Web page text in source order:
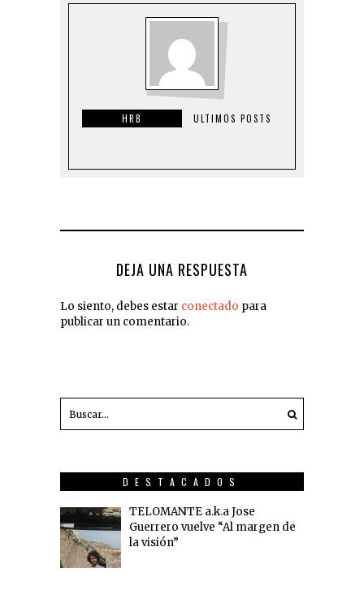
HRB ULTIMOS POSTS
DEJA UNA RESPUESTA
Lo siento, debes estar conectado para
publicar un comentario.
DESTACADOS
TELOMANTE a.k.a Jose
Guerrero vuelve “Al margen de
la visión”